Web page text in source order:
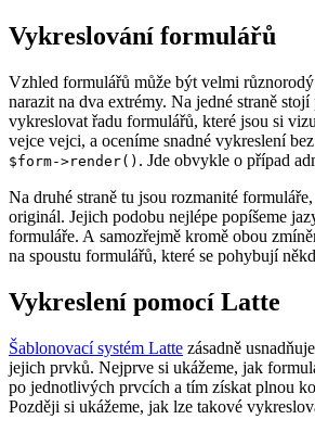
Vykreslování formulářů
Vzhled formulářů může být velmi
narazit na dva extrémy. Na jedné straně
vykreslovat řadu formulářů, které jsou si
vejce vejci, a oceníme snadné vykreslení
$form->render() . Jde obvykle o případ
Na druhé straně tu jsou rozmanité
originál. Jejich podobu nejlépe popíšeme
formuláře. A samozřejmě kromě obou
na spoustu formulářů, které se pohybují
Vykreslení pomocí Latte
Šablonovací systém Latte zásadně
jejich prvků. Nejprve si ukážeme, jak
po jednotlivých prvcích a tím získat plnou
Později si ukážeme, jak lze takové